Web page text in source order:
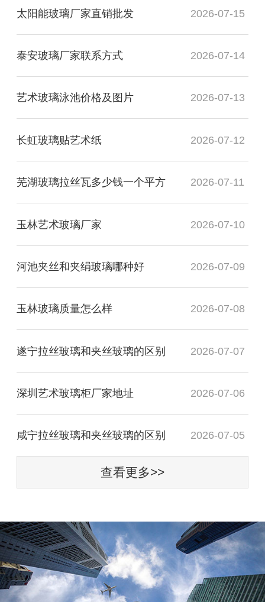
太阳能玻璃厂家直销批发 2026-07-15
泰安玻璃厂家联系方式 2026-07-14
艺术玻璃泳池价格及图片 2026-07-13
长虹玻璃贴艺术纸 2026-07-12
芜湖玻璃拉丝瓦多少钱一个平方 2026-07-11
玉林艺术玻璃厂家 2026-07-10
河池夹丝和夹绢玻璃哪种好 2026-07-09
玉林玻璃质量怎么样 2026-07-08
遂宁拉丝玻璃和夹丝玻璃的区别 2026-07-07
深圳艺术玻璃柜厂家地址 2026-07-06
咸宁拉丝玻璃和夹丝玻璃的区别 2026-07-05
查看更多>>